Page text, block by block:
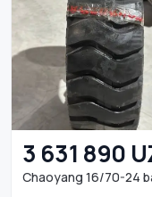
3 631 890